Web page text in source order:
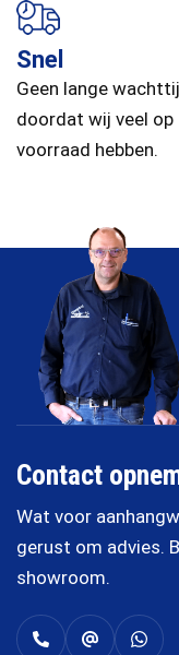
Snel
Geen lange
doordat wij veel op
voorraad hebben.
Contact
Wat voor
gerust om advies.
showroom.